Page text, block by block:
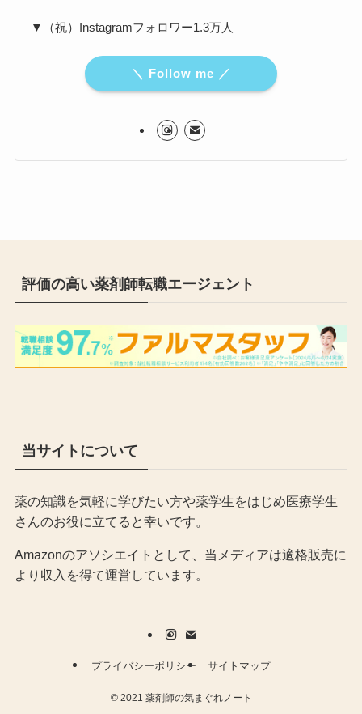
▼（祝）Instagramフォロワー1.3万人
＼ Follow me ／
評価の高い薬剤師転職エージェント
当サイトについて
薬の知識を気軽に学びたい方や薬学生をはじめ医療学生
さんのお役に立てると幸いです。
Amazonのアソシエイトとして、当メディアは適格販売に
より収入を得て運営しています。
プライバシーポリシー サイトマップ
©2021 薬剤師の気まぐれノート